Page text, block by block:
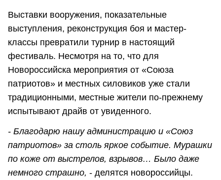
Выставки вооружения, показательные
выступления, реконструкция боя и мастер-
классы превратили турнир в настоящий
фестиваль. Несмотря на то, что для
Новороссийска мероприятия от «Союза
патриотов» и местных силовиков уже стали
традиционными, местные жители по-прежнему
испытывают драйв от увиденного.
- Благодарю нашу администрацию и «Союз
патриотов» за столь яркое событие. Мурашки
по коже от выстрелов, взрывов… Было даже
немного страшно, - делятся новороссийцы.